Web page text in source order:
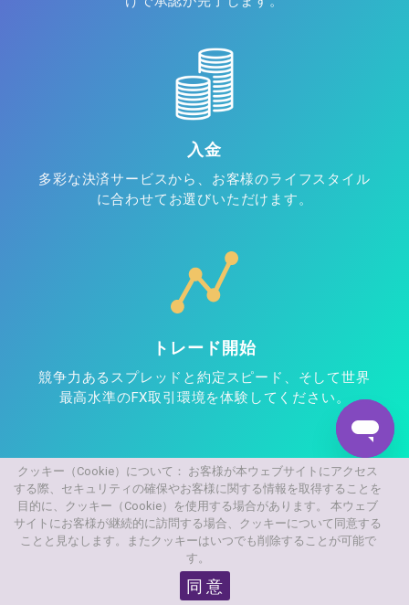
入金
多彩な決済サービスから、お客様のライフスタイル
に合わせてお選びいただけます。
トレード開始
競争力あるスプレッドと約定スピード、そして世界
最高水準のFX取引環境を体験してください。
登録完了まで約5分！口座開設する
クッキー（Cookie）について： お客様が本ウェブサイトにアクセス
する際、セキュリティの確保やお客様に関する情報を取得することを
目的に、クッキー（Cookie）を使用する場合があります。 本ウェブ
サイトにお客様が継続的に訪問する場合、クッキーについて同意する
ことと見なします。またクッキーはいつでも削除することが可能で
す。
同 意